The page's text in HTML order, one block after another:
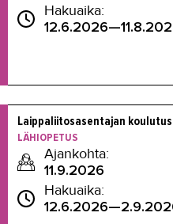
Hakuaika:
Laippaliitosasentajan koulutus
LÄHIOPETUS
Ajankohta:
11.9.2026
Hakuaika: